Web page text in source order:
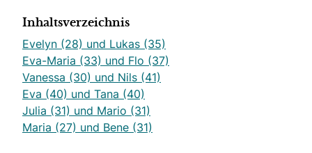
Inhaltsverzeichnis
Evelyn (28) und Lukas (35)
Eva-Maria (33) und Flo (37)
Vanessa (30) und Nils (41)
Eva (40) und Tana (40)
Julia (31) und Mario (31)
Maria (27) und Bene (31)